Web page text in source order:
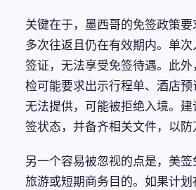
关键在于，墨西哥的免签政策
多次往返且仍在有效期内。单
签证，无法享受免签待遇。此
检可能要求出示行程单、酒店
无法提供，可能被拒绝入境。
签状态，并备齐相关文件，以防
另一个容易被忽视的点是，美
旅游或短期商务目的。如果计